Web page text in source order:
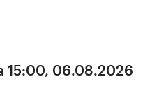
15:00, 06.08.2026